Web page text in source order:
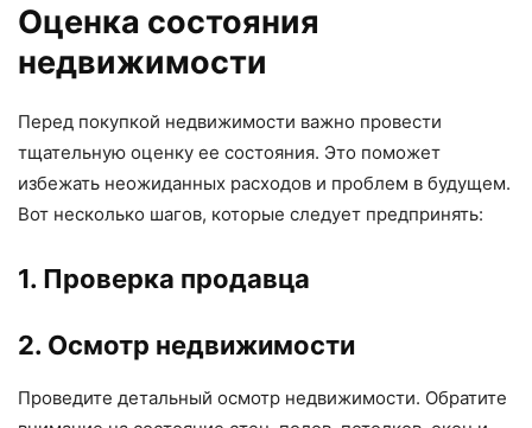
Оценка состояния
недвижимости
Перед покупкой недвижимости важно провести
тщательную оценку ее состояния. Это поможет
избежать неожиданных расходов и проблем в будущем.
Вот несколько шагов, которые следует предпринять:
1. Проверка продавца
2. Осмотр недвижимости
Проведите детальный осмотр недвижимости. Обратите